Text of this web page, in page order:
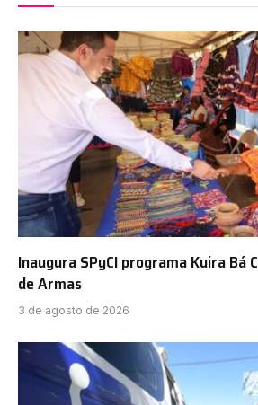
Inaugura SPyCI programa Kuira Bá
de Armas
3 de agosto de 2026